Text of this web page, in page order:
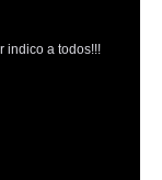
indico a todos!!!